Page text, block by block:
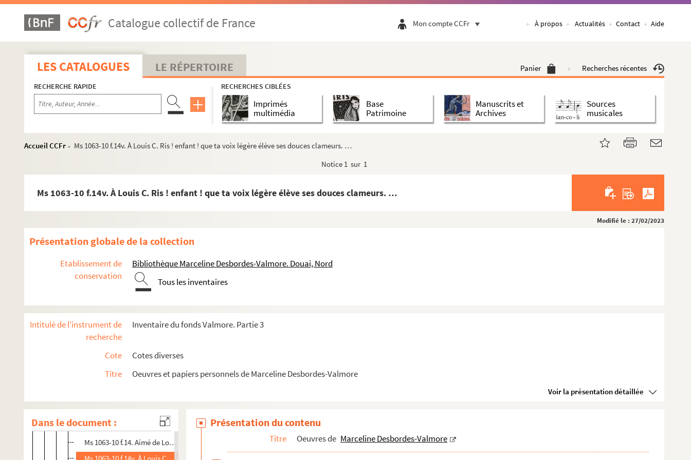
Catalogue collectif de France Mon compte CCFr À propos Actualités Contact Aide
LES CATALOGUES LE RÉPERTOIRE Panier Recherches récentes
RECHERCHE RAPIDE RECHERCHES CIBLÉES
Imprimés
multimédia
Base
Patrimoine
Manuscrits et
Archives
Sources
musicales
Accueil CCFr >
Ms 1063-10 f.14v. À Louis C. Ris ! enfant ! que ta voix légère élève ses douces clameurs. …
Notice 1 sur 1
Ms 1063-10 f.14v. À Louis C. Ris ! enfant ! que ta voix légère élève ses douces clameurs. …
Modifié le : 27/02/2023
Présentation globale de la collection
Etablissement de
conservation
Bibliothèque Marceline Desbordes-Valmore. Douai, Nord
Tous les inventaires
Intitulé de l'instrument de
recherche
Inventaire du fonds Valmore. Partie 3
Cote
Cotes diverses
Titre
Oeuvres et papiers personnels de Marceline Desbordes-Valmore
Voir la présentation détaillée
Dans le document :
Oeuvres de Marceline Desbordes-Valmore
Poésie
Ms 1063 . Marceline Desbordes Valmore. Albums autographes de poésies, de pensées et de collages floraux.
Ms 1063-9. Neuvième volume
Ms 1063-10. Dixième volume
Ms 1063-10 f.2. 1838. Milan, juillet Nouvel amour. Puisque c’est toi qui veut serrer encore, notre lien ; …
Ms 1063-10 f.3v. Dessin d'une femme assise lisant
Ms 1063-10 f.4. Milan juillet. 1838. Ô ma charmante mère morte d’âme et d’amour …
Ms 1063-10 f.7. Poème de MDV copié de la main d’Ondine Valmore : "Qu’en avez vous fait ?. Vous aviez mon cœur, moi, ...
Ms 1063-10 f.11. Morte ! Donnez lui du mystère, au moins pour y mourir ! …
Ms 1063-10 f.13v. À la jeune fille. Pour que tu sois de Dieu l’aimée, la plante toujours embaumée, …
Ms 1063-10 f.14. Aimé de Loy. C’était donc votre mort que vous chantiez, poète ! quand votre voix jeta sa plus tendre...
Présentation du contenu
Titre Oeuvres de Marceline Desbordes-Valmore